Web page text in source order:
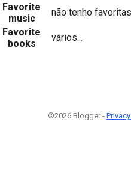
Favorite
music
não tenho
Favorite
books
vários...
©2026 Blogger -